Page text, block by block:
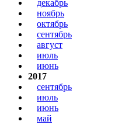
декабрь
ноябрь
октябрь
сентябрь
август
июль
июнь
2017
сентябрь
июль
июнь
май